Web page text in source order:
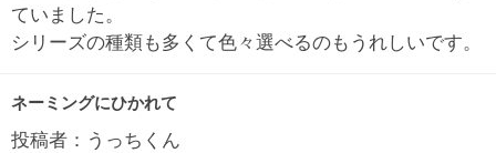
ていました。
シリーズの種類も多くて色々選べるのもうれしいです。
ネーミングにひかれて
投稿者： うっちくん